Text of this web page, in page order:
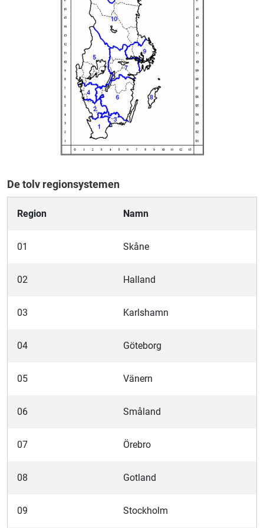
De tolv regionsystemen
Region Namn
01 Skåne
02 Halland
03 Karlshamn
04 Göteborg
05 Vänern
06 Småland
07 Örebro
08 Gotland
09 Stockholm